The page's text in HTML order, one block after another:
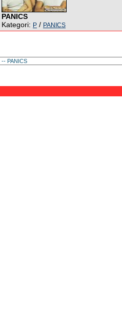
PANICS
Kategori: P / PANICS